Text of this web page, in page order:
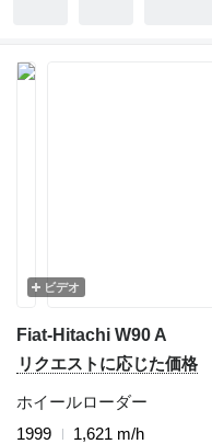
ビデオ
Fiat-Hitachi W90 A
リクエストに応じた価格
ホイールローダー
1999
1,621 m/h